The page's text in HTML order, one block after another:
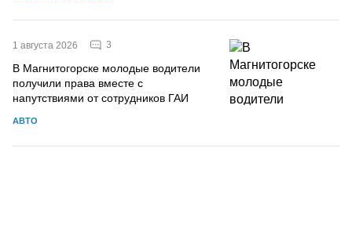
1 августа 2026 3
В Магнитогорске молодые водители
получили права вместе с
напутствиями от сотрудников ГАИ
АВТО